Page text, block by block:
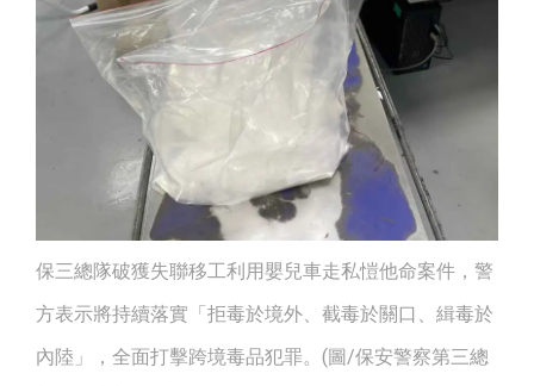
保三總隊破獲失聯移工利用嬰兒車走私愷他命案件，警
方表示將持續落實「拒毒於境外、截毒於關口、緝毒於
內陸」，全面打擊跨境毒品犯罪。(圖/保安警察第三總